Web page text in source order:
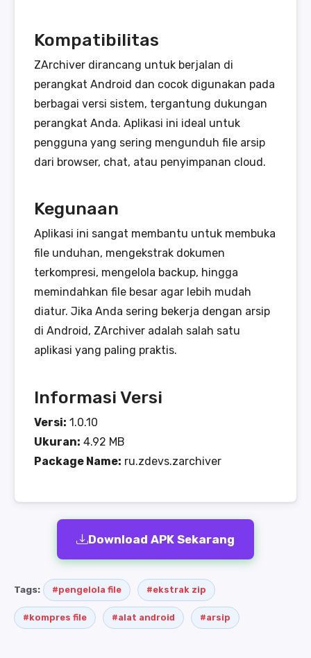
Kompatibilitas
ZArchiver dirancang untuk berjalan di
perangkat Android dan cocok digunakan pada
berbagai versi sistem, tergantung dukungan
perangkat Anda. Aplikasi ini ideal untuk
pengguna yang sering mengunduh file arsip
dari browser, chat, atau penyimpanan cloud.
Kegunaan
Aplikasi ini sangat membantu untuk membuka
file unduhan, mengekstrak dokumen
terkompresi, mengelola backup, hingga
memindahkan file besar agar lebih mudah
diatur. Jika Anda sering bekerja dengan arsip
di Android, ZArchiver adalah salah satu
aplikasi yang paling praktis.
Informasi Versi
Versi: 1.0.10
Ukuran: 4.92 MB
Package Name: ru.zdevs.zarchiver
Download APK Sekarang
Tags: #pengelola file #ekstrak zip
#kompres file #alat android #arsip